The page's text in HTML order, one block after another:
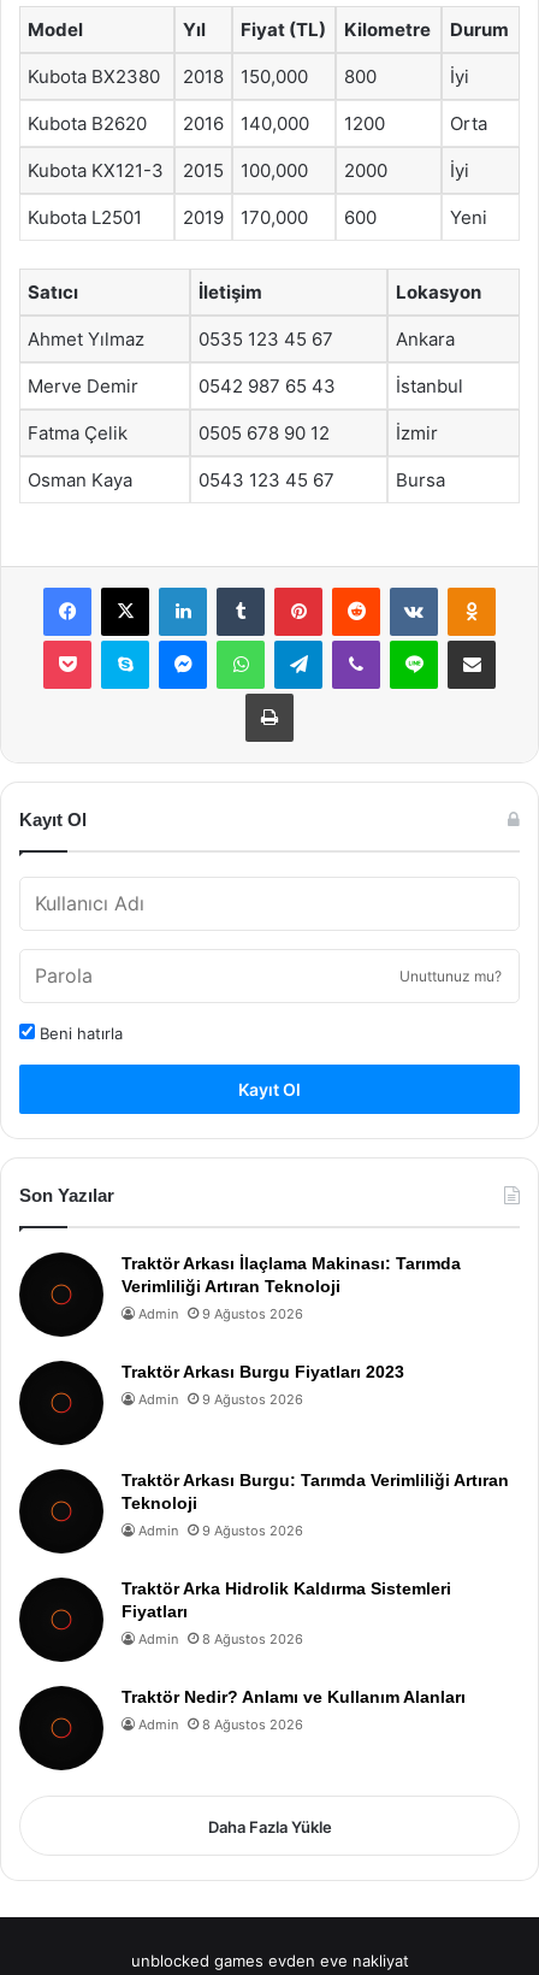
Model Yıl Fiyat (TL) Kilometre Durum
Kubota BX2380 2018 150,000 800 İyi
Kubota B2620 2016 140,000 1200 Orta
Kubota KX121-3 2015 100,000 2000 İyi
Kubota L2501 2019 170,000 600 Yeni
Satıcı İletişim Lokasyon
Ahmet Yılmaz 0535 123 45 67 Ankara
Merve Demir 0542 987 65 43 İstanbul
Fatma Çelik 0505 678 90 12 İzmir
Osman Kaya 0543 123 45 67 Bursa
Facebook
X LinkedInTumblr PinterestReddit VKontakte
Pocket Skype MessengerWhatsAppTelegramViber Line E-Posta ile
Yazdır
Kayıt Ol
Unuttunuz mu?
Beni hatırla
Kayıt Ol
Son Yazılar
Traktör Arkası İlaçlama Makinası: Tarımda
Verimliliği Artıran Teknoloji
Admin 9 Ağustos 2026
Traktör Arkası Burgu Fiyatları 2023
Admin 9 Ağustos 2026
Traktör Arkası Burgu: Tarımda Verimliliği Artıran
Teknoloji
Admin 9 Ağustos 2026
Traktör Arka Hidrolik Kaldırma Sistemleri
Fiyatları
Admin 8 Ağustos 2026
Traktör Nedir? Anlamı ve Kullanım Alanları
Admin 8 Ağustos 2026
Daha Fazla Yükle
unblocked games evden eve nakliyat